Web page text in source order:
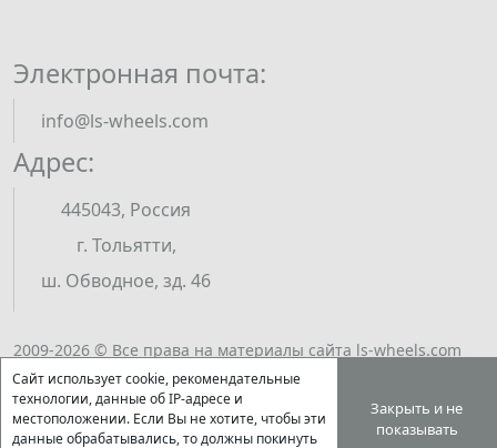
Открыть подбор
Адрес:
445043, Россия
г. Тольятти,
ш. Обводное, зд. 46
Электронная почта:
info@ls-wheels.com
2009-2026 © Все права на материалы сайта ls-wheels.com
принадлежат ООО "ЭКСМИ". Полное или частичное
воспроизведение материалов возможно только по
письменному разрешению правообладателя.
Сайт использует cookie, рекомендательные
технологии, данные об IP-адресе и
местоположении. Если Вы не хотите, чтобы эти
данные обрабатывались, то должны покинуть
Закрыть и не
показывать